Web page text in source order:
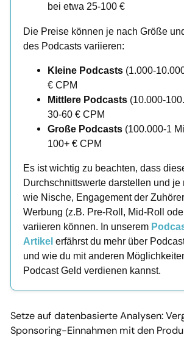
bei etwa 25-100 €
Die Preise können je nach Größe
des Podcasts variieren:
Kleine Podcasts (1.000-
€ CPM
Mittlere Podcasts (10.000-
30-60 € CPM
Große Podcasts (100.000-1
100+ € CPM
Es ist wichtig zu beachten, dass
Durchschnittswerte darstellen und je
wie Nische, Engagement der
Werbung (z.B. Pre-Roll, Mid-Roll
variieren können. In unserem
Artikel erfährst du mehr über
und wie du mit anderen
Podcast Geld verdienen kannst.
Setze auf datenbasierte Analysen:
Sponsoring-Einnahmen mit den